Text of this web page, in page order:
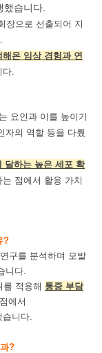
습니다.
장으로 선출되어 지
온 임상 경험과 연
다.
요인과 이를 높이기
자의 역할 등을 다뤘
달하는 높은 세포 확
는 점에서 활용 가치
?
구를 분석하며 모발
니다.
를 적용해 통증 부담
에서
습니다.
?